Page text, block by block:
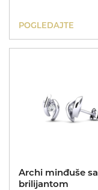
POGLEDAJTE
Archi minđuše sa
brilijantom